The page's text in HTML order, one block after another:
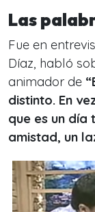
Las
Fue en
Díaz, habló
animador de
distinto. En
que es un
amistad, un